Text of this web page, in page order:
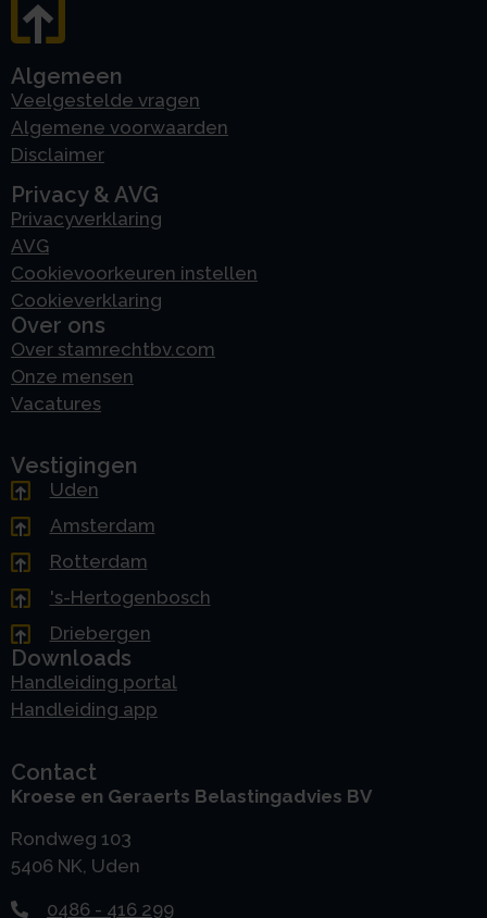
Algemeen
Veelgestelde vragen
Algemene voorwaarden
Disclaimer
Privacy & AVG
Privacyverklaring
AVG
Cookievoorkeuren instellen
Cookieverklaring
Over ons
Over stamrechtbv.com
Onze mensen
Vacatures
Vestigingen
Uden
Amsterdam
Rotterdam
's-Hertogenbosch
Driebergen
Downloads
Handleiding portal
Handleiding app
Contact
Kroese en Geraerts Belastingadvies BV
Rondweg 103
5406 NK, Uden
0486 - 416 299